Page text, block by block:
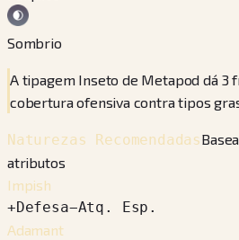
Sombrio
A tipagem Inseto de Metapod dá 3
cobertura ofensiva contra tipos
Naturezas Recomendadas
atributos
Impish
+Defesa−Atq. Esp.
Adamant